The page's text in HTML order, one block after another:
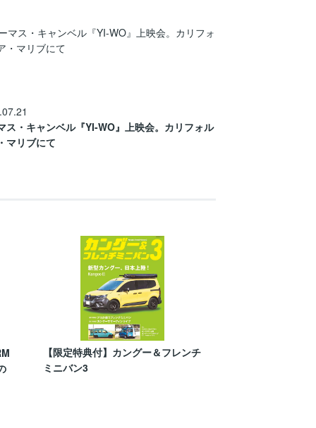
ス・キャンベル『YI-WO』上映会。カリフォル
マリブにて
【限定特典付】カングー＆フレンチ
ミニバン3